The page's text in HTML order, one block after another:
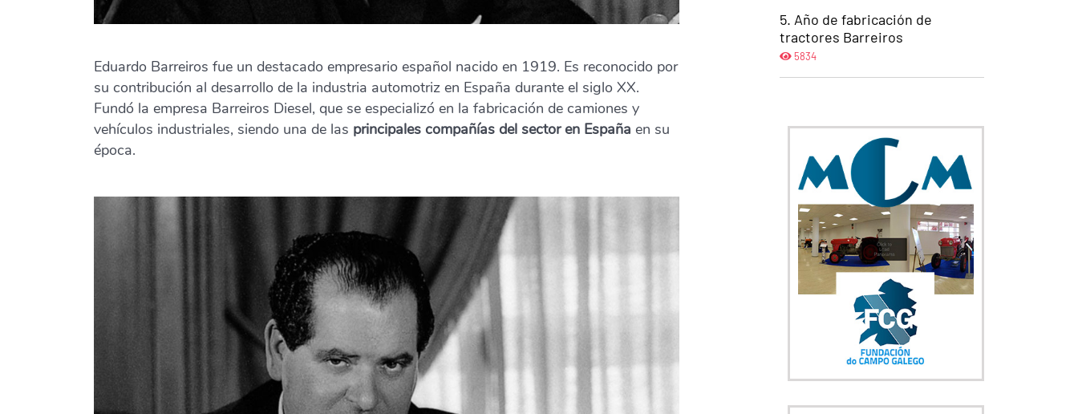
Eduardo Barreiros fue un destacado empresario español nacido en 1919. Es reconocido por
su contribución al desarrollo de la industria automotriz en España durante el siglo XX.
Fundó la empresa Barreiros Diesel, que se especializó en la fabricación de camiones y
vehículos industriales, siendo una de las principales compañías del sector en España en su
época.
Año de fabricación de
tractores Barreiros
5834